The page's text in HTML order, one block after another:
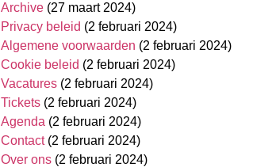
Archive (27 maart 2024)
Privacy beleid (2 februari 2024)
Algemene voorwaarden (2 februari 2024)
Cookie beleid (2 februari 2024)
Vacatures (2 februari 2024)
Tickets (2 februari 2024)
Agenda (2 februari 2024)
Contact (2 februari 2024)
Over ons (2 februari 2024)